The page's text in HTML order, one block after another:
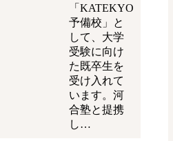
「KATEKYO
予備校」と
して、大学
受験に向け
た既卒生を
受け入れて
います。河
合塾と提携
し…